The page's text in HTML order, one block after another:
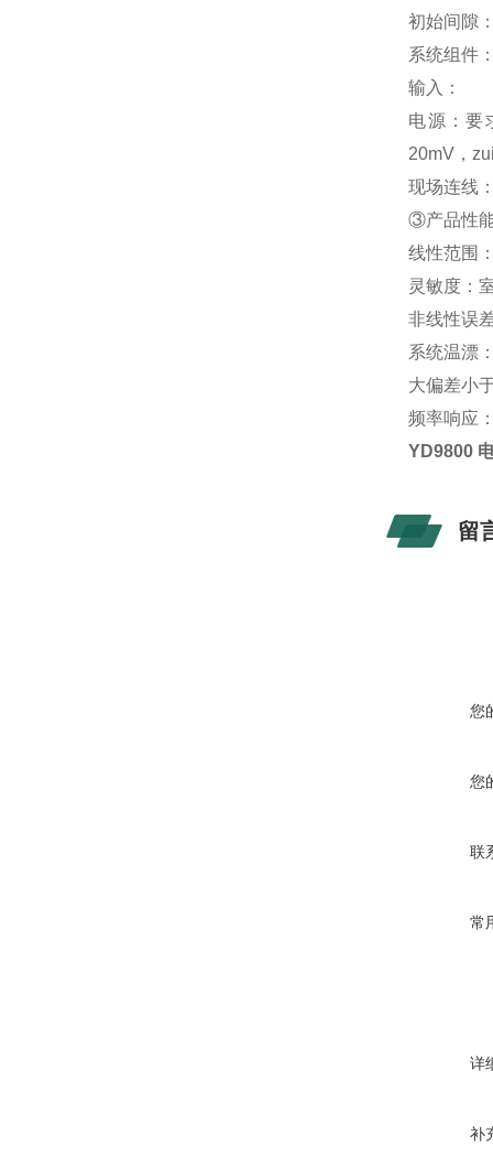
初始间隙
系统组件
输入：
电源：要
20mV，
现场连线
③产品性
线性范围
灵敏度：
非线性误
系统温漂
大偏差小
频率响应
YD9800
留
您
您
联
常
详
补